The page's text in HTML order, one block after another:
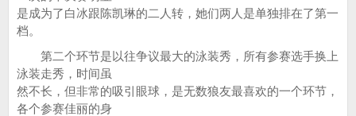
是成为了白冰跟陈凯琳的二人转，她们两人是单独排在了第一
档。
第二个环节是以往争议最大的泳装秀，所有参赛选手换上
泳装走秀，时间虽
然不长，但非常的吸引眼球，是无数狼友最喜欢的一个环节，
各个参赛佳丽的身